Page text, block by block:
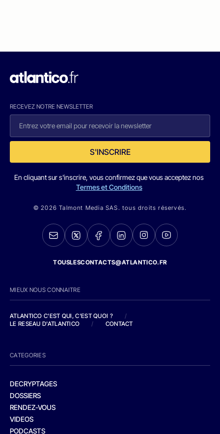
RECEVEZ NOTRE NEWSLETTER
S'INSCRIRE
En cliquant sur s'inscrire, vous confirmez que vous acceptez nos
Termes et Conditions
© 2026 Talmont Media SAS. tous droits réservés.
TOUSLESCONTACTS@ATLANTICO.FR
MIEUX NOUS CONNAITRE
ATLANTICO C'EST QUI, C'EST QUOI ?
/
LE RESEAU D'ATLANTICO
/ CONTACT
CATEGORIES
DECRYPTAGES
DOSSIERS
RENDEZ-VOUS
VIDEOS
PODCASTS